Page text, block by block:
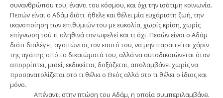
συνανθρώπου του, έναντι του κόσμου, και όχι την ισότιμη κοινωνία.
Πεσών είναι ο Αδάμ διότι ήθελε και θέλει μία ευχάριστη ζωή, την
ικανοποίηση των επιθυμιών του με ευκολία, χωρίς κρίση, χωρίς
επίγνωση τού τι αληθινά τον ωφελεί και τι όχι. Πεσών είναι ο Αδάμ
διότι διαλέγει, αγαπώντας τον εαυτό του, να μην παραιτείται χάριν
της αγάπης από τα δικαιώματά του, αλλά να αυτοδικαιώνεται όταν
απορρίπτει, μισεί, εκδικείται, δοξάζεται, απολαμβάνει χωρίς να
προσανατολίζεται στο τι θέλει ο Θεός αλλά στο τι θέλει ο ίδιος και
μόνο.
Απέναντι στην πτώση του Αδάμ, η οποία συμπεριλαμβάνει